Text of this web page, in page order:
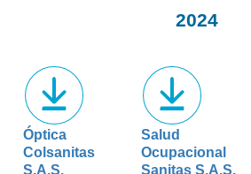
2024
Óptica
Colsanitas
S.A.S.
Salud
Ocupacional
Sanitas S.A.S.